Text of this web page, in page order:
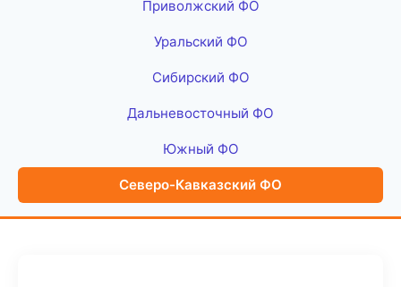
Приволжский ФО
Уральский ФО
Сибирский ФО
Дальневосточный ФО
Южный ФО
Северо-Кавказский ФО